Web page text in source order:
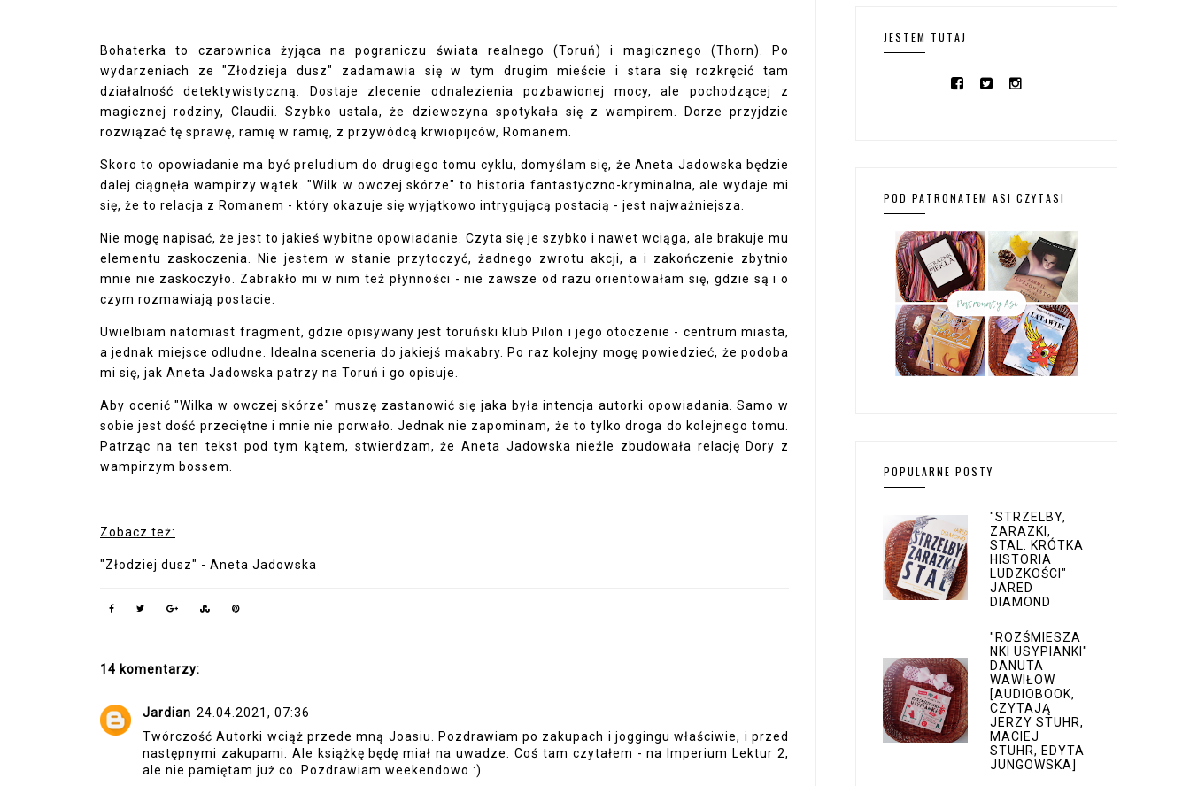
Bohaterka to czarownica żyjąca na pograniczu świata realnego (Toruń) i magicznego (Thorn). Po
wydarzeniach ze "Złodzieja dusz" zadamawia się w tym drugim mieście i stara się rozkręcić tam
działalność detektywistyczną. Dostaje zlecenie odnalezienia pozbawionej mocy, ale pochodzącej z
magicznej rodziny, Claudii. Szybko ustala, że dziewczyna spotykała się z wampirem. Dorze przyjdzie
rozwiązać tę sprawę, ramię w ramię, z przywódcą krwiopijców, Romanem.
Skoro to opowiadanie ma być preludium do drugiego tomu cyklu, domyślam się, że Aneta Jadowska będzie
dalej ciągnęła wampirzy wątek. "Wilk w owczej skórze" to historia fantastyczno-kryminalna, ale wydaje mi
się, że to relacja z Romanem - który okazuje się wyjątkowo intrygującą postacią - jest najważniejsza.
Nie mogę napisać, że jest to jakieś wybitne opowiadanie. Czyta się je szybko i nawet wciąga, ale brakuje mu
elementu zaskoczenia. Nie jestem w stanie przytoczyć, żadnego zwrotu akcji, a i zakończenie zbytnio
mnie nie zaskoczyło. Zabrakło mi w nim też płynności - nie zawsze od razu orientowałam się, gdzie są i o
czym rozmawiają postacie.
Uwielbiam natomiast fragment, gdzie opisywany jest toruński klub Pilon i jego otoczenie - centrum miasta,
a jednak miejsce odludne. Idealna sceneria do jakiejś makabry. Po raz kolejny mogę powiedzieć, że podoba
mi się, jak Aneta Jadowska patrzy na Toruń i go opisuje.
Aby ocenić "Wilka w owczej skórze" muszę zastanowić się jaka była intencja autorki opowiadania. Samo w
sobie jest dość przeciętne i mnie nie porwało. Jednak nie zapominam, że to tylko droga do kolejnego tomu.
Patrząc na ten tekst pod tym kątem, stwierdzam, że Aneta Jadowska nieźle zbudowała relację Dory z
wampirzym bossem.
Zobacz też:
"Złodziej dusz" - Aneta Jadowska
14 komentarzy:
Jardian 24.04.2021, 07:36
Twórczość Autorki wciąż przede mną Joasiu. Pozdrawiam po zakupach i joggingu właściwie, i przed
następnymi zakupami. Ale książkę będę miał na uwadze. Coś tam czytałem - na Imperium Lektur 2,
ale nie pamiętam już co. Pozdrawiam weekendowo :)
JESTEM TUTAJ
POD PATRONATEM ASI CZYTASI
POPULARNE POSTY
"STRZELBY,
ZARAZKI,
STAL. KRÓTKA
HISTORIA
LUDZKOŚCI"
JARED
DIAMOND
"ROZŚMIESZA
NKI USYPIANKI"
DANUTA
WAWIŁOW
[AUDIOBOOK,
CZYTAJĄ
JERZY STUHR,
MACIEJ
STUHR, EDYTA
JUNGOWSKA]